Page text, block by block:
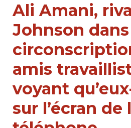
Ali Amani,
Johnson dans
amis
voyant
sur l’écran de